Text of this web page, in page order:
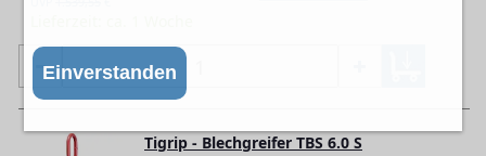
Einverstanden
Tigrip - Blechgreifer TBS 6.0 S